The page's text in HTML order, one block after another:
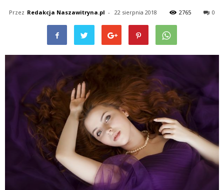
Przez Redakcja Naszawitryna.pl - 22 sierpnia 2018 2765 0